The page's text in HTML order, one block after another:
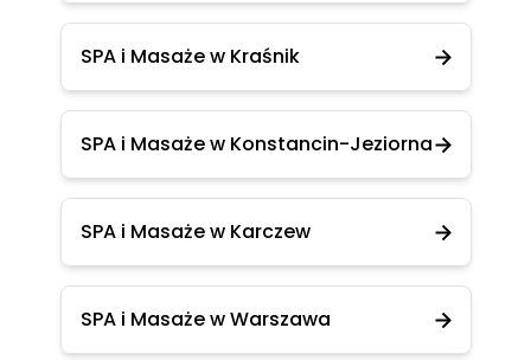
SPA i Masaże w Kraśnik
SPA i Masaże w Konstancin-Jeziorna
SPA i Masaże w Karczew
SPA i Masaże w Warszawa